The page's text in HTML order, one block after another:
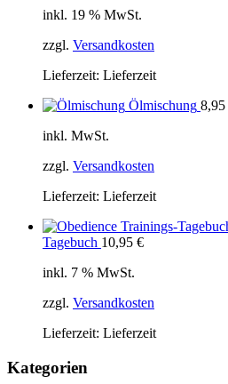
inkl. 19 % MwSt.
zzgl. Versandkosten
Lieferzeit: Lieferzeit
Ölmischung 8,95
inkl. MwSt.
zzgl. Versandkosten
Lieferzeit: Lieferzeit
Tagebuch 10,95 €
inkl. 7 % MwSt.
zzgl. Versandkosten
Lieferzeit: Lieferzeit
Kategorien